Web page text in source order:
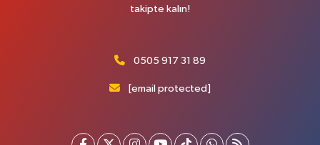
takipte kalın!
0505 917 31 89
[email protected]